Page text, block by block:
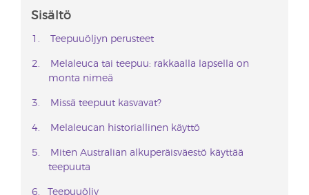
Sisältö
Teepuuöljyn perusteet
Melaleuca tai teepuu: rakkaalla lapsella on
monta nimeä
Missä teepuut kasvavat?
Melaleucan historiallinen käyttö
Miten Australian alkuperäisväestö käyttää
teepuuta
Teepuuöljy